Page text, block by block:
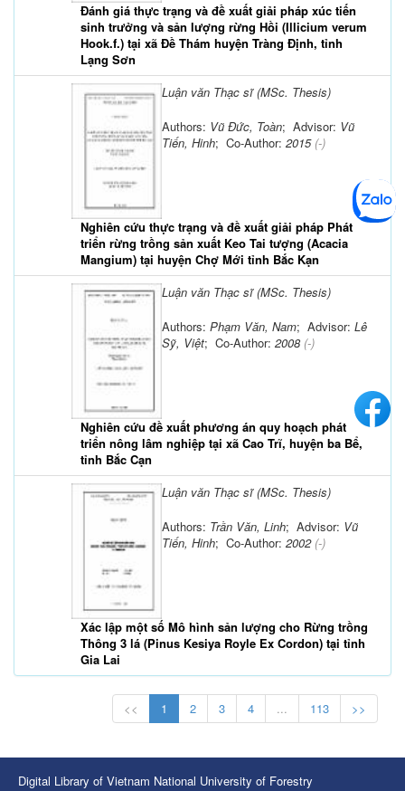
Đánh giá thực trạng và đề xuất giải pháp xúc tiến
sinh trưởng và sản lượng rừng Hồi (Illicium verum
Hook.f.) tại xã Đề Thám huyện Tràng Định, tỉnh
Lạng Sơn
Luận văn Thạc sĩ (MSc. Thesis)
Nghiên cứu thực trạng và đề xuất giải pháp Phát
triển rừng trồng sản xuất Keo Tai tượng (Acacia
Mangium) tại huyện Chợ Mới tỉnh Bắc Kạn
Authors: Vũ Đức, Toàn; Advisor: Vũ
Tiến, Hinh; Co-Author: 2015(-)
Luận văn Thạc sĩ (MSc. Thesis)
Nghiên cứu đề xuất phương án quy hoạch phát
triển nông lâm nghiệp tại xã Cao Trĩ, huyện ba Bể,
tỉnh Bắc Cạn
Authors: Phạm Văn, Nam; Advisor: Lê
Sỹ, Việt; Co-Author: 2008 (-)
Luận văn Thạc sĩ (MSc. Thesis)
Xác lập một số Mô hình sản lượng cho Rừng trồng
Thông 3 lá (Pinus Kesiya Royle Ex Cordon) tại tỉnh
Gia Lai
Authors: Trần Văn, Linh; Advisor: Vũ
Tiến, Hinh; Co-Author: 2002(-)
<< 1 2 3 4 ... 113 >>
Digital Library of Vietnam National University of Forestry